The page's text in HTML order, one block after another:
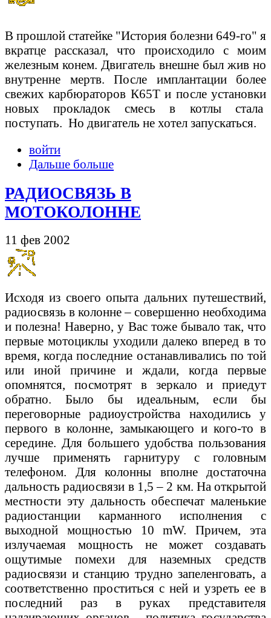
В прошлой статейке "История болезни 649-го" я
вкратце рассказал, что происходило с моим
железным конем. Двигатель внешне был жив но
внутренне мертв. После имплантации более
свежих карбюраторов К65Т и после установки
новых прокладок смесь в котлы стала
поступать. Но двигатель не хотел запускаться.
войти
Дальше больше
РАДИОСВЯЗЬ В
МОТОКОЛОННЕ
11 фев 2002
Исходя из своего опыта дальних путешествий,
радиосвязь в колонне – совершенно необходима
и полезна! Наверно, у Вас тоже бывало так, что
первые мотоциклы уходили далеко вперед в то
время, когда последние останавливались по той
или иной причине и ждали, когда первые
опомнятся, посмотрят в зеркало и приедут
обратно. Было бы идеальным, если бы
переговорные радиоустройства находились у
первого в колонне, замыкающего и кого-то в
середине. Для большего удобства пользования
лучше применять гарнитуру с головным
телефоном. Для колонны вполне достаточна
дальность радиосвязи в 1,5 – 2 км. На открытой
местности эту дальность обеспечат маленькие
радиостанции карманного исполнения с
выходной мощностью 10 mW. Причем, эта
излучаемая мощность не может создавать
ощутимые помехи для наземных средств
радиосвязи и станцию трудно запеленговать, а
соответственно проститься с ней и узреть ее в
последний раз в руках представителя